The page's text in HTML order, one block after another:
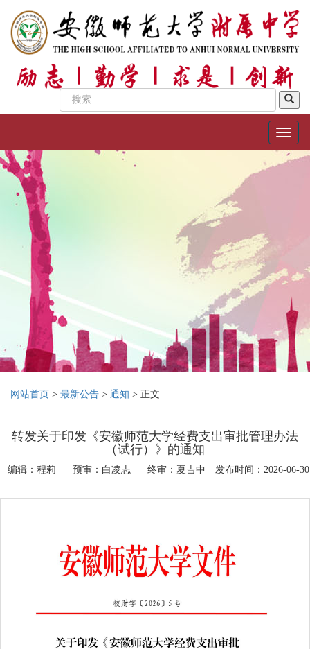
网站首页 > 最新公告 > 通知 > 正文
转发关于印发《安徽师范大学经费支出审批管理办法
（试行）》的通知
编辑：程莉 预审：白凌志 终审：夏吉中 发布时间：2026-06-30